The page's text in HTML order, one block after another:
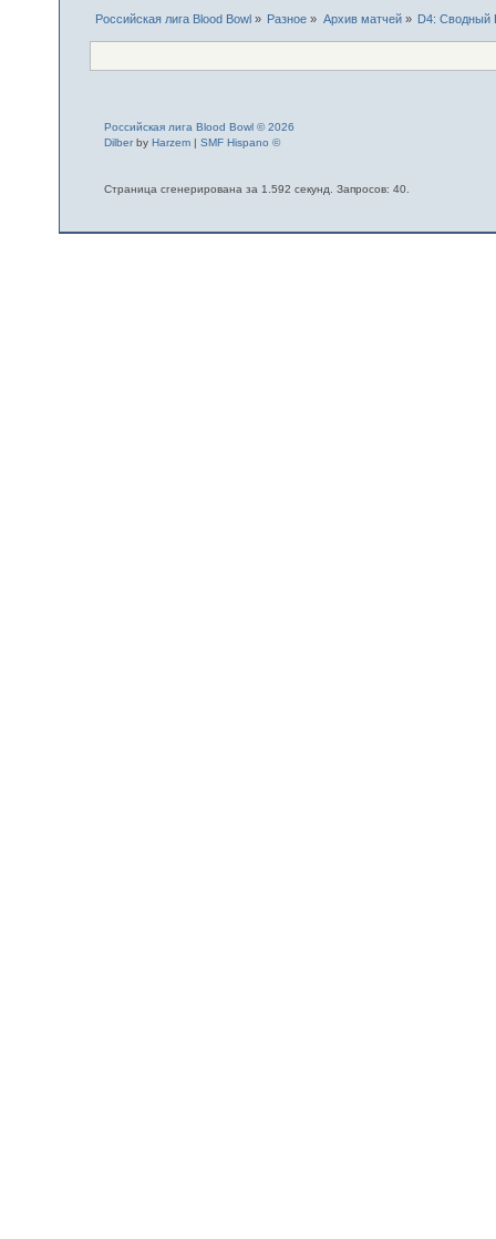
Российская лига Blood Bowl » Разное » Архив матчей» D4: Сводный
Российская лига Blood Bowl © 2026
Dilberby Harzem| SMF Hispano ©
Страница сгенерирована за 1.592 секунд. Запросов: 40.